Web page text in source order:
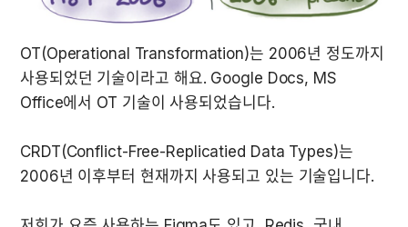
OT(Operational Transformation)는 2006년 정도까지
사용되었던 기술이라고 해요. Google Docs, MS
CRDT(Conflict-Free-Replicatied Data Types)는